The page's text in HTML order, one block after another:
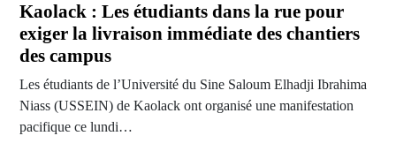
Kaolack : Les étudiants dans la rue pour
exiger la livraison immédiate des chantiers
des campus
Les étudiants de l’Université du Sine Saloum Elhadji Ibrahima
Niass (USSEIN) de Kaolack ont organisé une manifestation
pacifique ce lundi…